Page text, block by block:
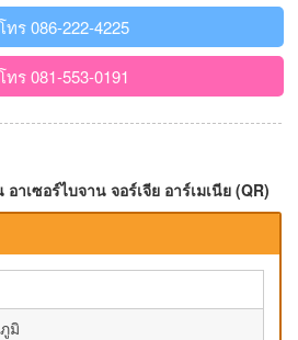
ทร 086-222-4225
ทร 081-553-0191
าเซอร์ไบจาน จอร์เจีย อาร์เมเนีย (QR)
มิ